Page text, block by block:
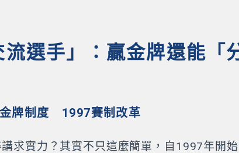
流選手」：贏金牌還能「
牌制度 1997賽制改革
求實力？其實不只這麼簡單，自1997年開